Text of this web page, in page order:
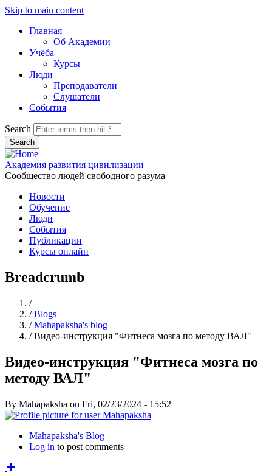
Skip to main content
Главная
Об Академии
Учёба
Курсы
Люди
Преподаватели
Слушатели
События
Search
Академия развития цивилизации
Сообщество людей свободного разума
Новости
Обучение
Люди
События
Публикации
Курсы онлайн
Breadcrumb
/Home
/ Blogs
/ Mahapaksha's blog
/ Видео-инструкция "Фитнеса мозга по методу ВАЛ"
Видео-инструкция "Фитнеса мозга по
методу ВАЛ"
By Mahapaksha on Fri, 02/23/2024 - 15:52
Mahapaksha's Blog
Log in to post comments